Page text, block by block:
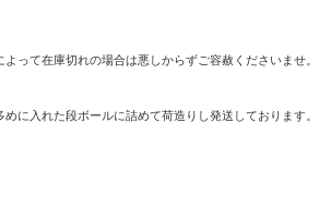
って在庫切れの場合は悪しからずご容赦くださいませ。
に入れた段ボールに詰めて荷造りし発送しております。